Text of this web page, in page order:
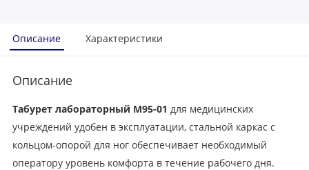
Описание Характеристики
Описание
Табурет лабораторный М95-01 для медицинских
учреждений удобен в эксплуатации, стальной каркас с
кольцом-опорой для ног обеспечивает необходимый
оператору уровень комфорта в течение рабочего дня.